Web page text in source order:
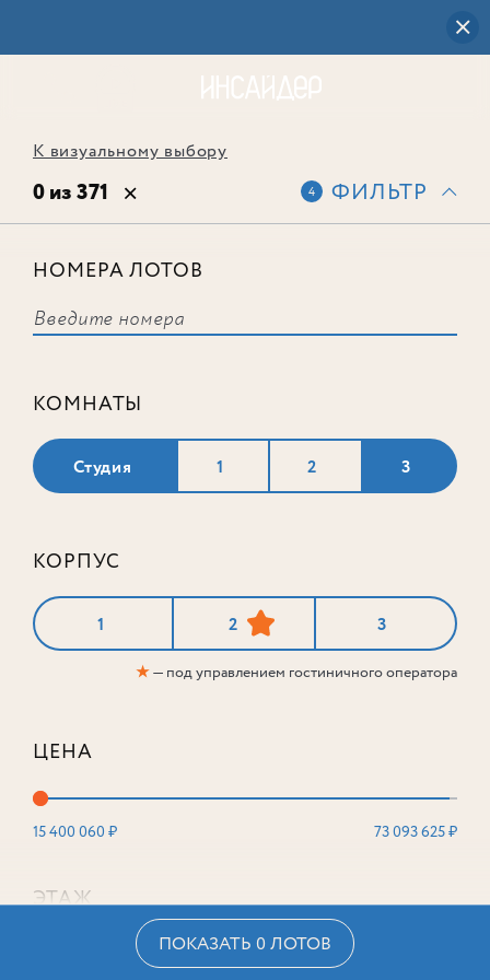
К визуальному выбору
0 из 371 4 ФИЛЬТР
НОМЕРА ЛОТОВ
КОМНАТЫ
Студия 1 2 3
КОРПУС
1 2 3
★— под управлением гостиничного оператора
ЦЕНА
15 400 060 ₽ 73 093 625 ₽
ЭТАЖ
ПОКАЗАТЬ 0 ЛОТОВ
соответствует ни одного лота